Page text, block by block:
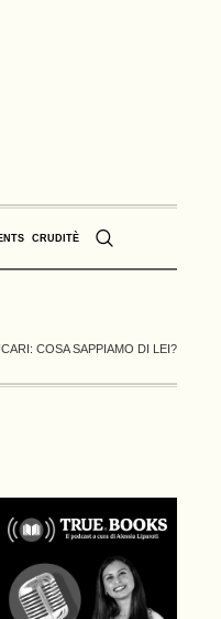
CRUDITÈ
COSA SAPPIAMO DI LEI?